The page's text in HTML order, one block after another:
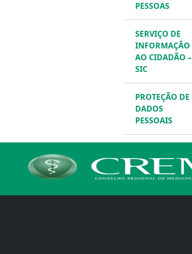
PESSOAS
SERVIÇO DE
INFORMAÇÃO
AO CIDADÃO –
SIC
PROTEÇÃO DE
DADOS
PESSOAIS